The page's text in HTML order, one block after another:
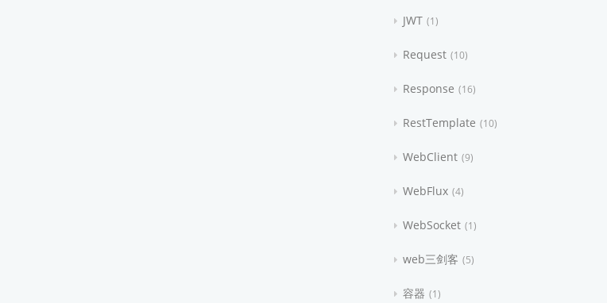
JWT 1
Request 10
Response 16
RestTemplate 10
WebClient 9
WebFlux 4
WebSocket 1
web三剑客 5
容器 1